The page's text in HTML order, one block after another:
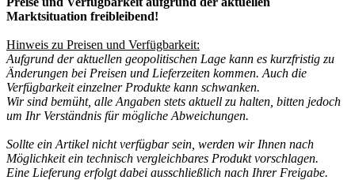
Marktsituation freibleibend!
Hinweis zu Preisen und Verfügbarkeit:
Aufgrund der aktuellen geopolitischen Lage kann es kurzfristig zu
Änderungen bei Preisen und Lieferzeiten kommen. Auch die
Verfügbarkeit einzelner Produkte kann schwanken.
Wir sind bemüht, alle Angaben stets aktuell zu halten, bitten jedoch
um Ihr Verständnis für mögliche Abweichungen.
Sollte ein Artikel nicht verfügbar sein, werden wir Ihnen nach
Möglichkeit ein technisch vergleichbares Produkt vorschlagen.
Eine Lieferung erfolgt dabei ausschließlich nach Ihrer Freigabe.